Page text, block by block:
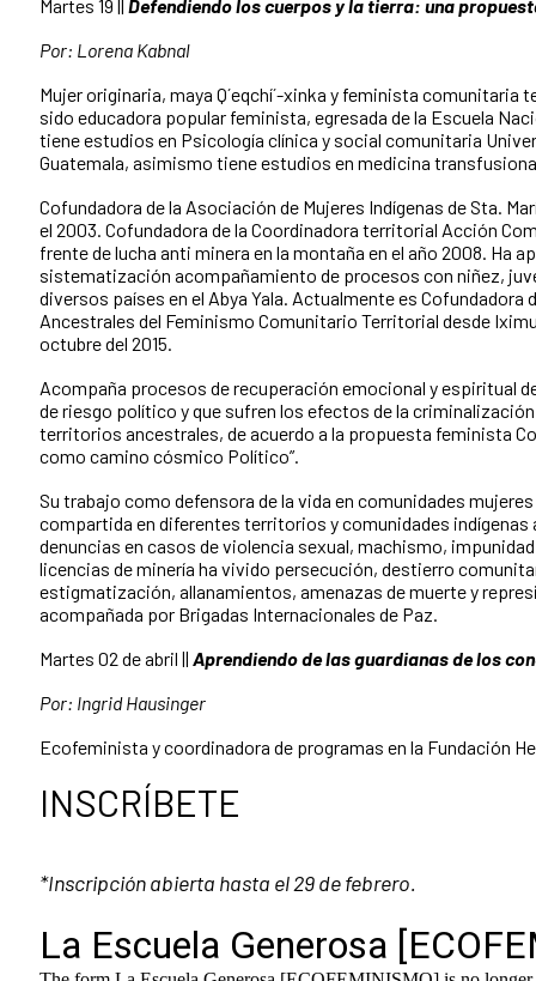
Martes 19 || Defendiendo los cuerpos y la tierra: una
Por: Lorena Kabnal
Mujer originaria, maya Q´eqchí´-xinka y feminista comunitaria
sido educadora popular feminista, egresada de la Escuela
tiene estudios en Psicología clínica y social comunitaria
Guatemala, asimismo tiene estudios en medicina
Cofundadora de la Asociación de Mujeres Indígenas de Sta.
el 2003. Cofundadora de la Coordinadora territorial Acción
frente de lucha anti minera en la montaña en el año 2008. Ha
sistematización acompañamiento de procesos con niñez,
diversos países en el Abya Yala. Actualmente es Cofundadora
Ancestrales del Feminismo Comunitario Territorial desde
octubre del 2015.
Acompaña procesos de recuperación emocional y espiritual
de riesgo político y que sufren los efectos de la
territorios ancestrales, de acuerdo a la propuesta feminista
como camino cósmico Político”.
Su trabajo como defensora de la vida en comunidades
compartida en diferentes territorios y comunidades indígenas
denuncias en casos de violencia sexual, machismo,
licencias de minería ha vivido persecución, destierro
estigmatización, allanamientos, amenazas de muerte y
acompañada por Brigadas Internacionales de Paz.
Martes 02 de abril || Aprendiendo de lasguardianasde los
Por: Ingrid Hausinger
Ecofeminista y coordinadora de programas en la Fundación
INSCRÍBETE
*Inscripción abierta hasta el 29 de febrero.